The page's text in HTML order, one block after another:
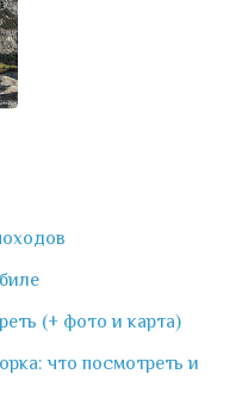
(+ фото и карта)
что посмотреть и